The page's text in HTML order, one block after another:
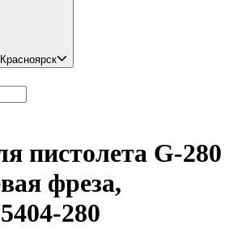
Красноярск
пистолета G-280
фреза,
280